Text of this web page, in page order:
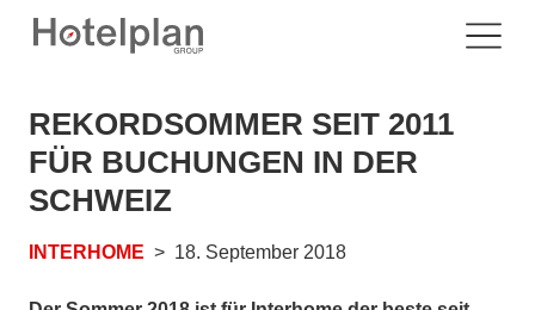
REKORDSOMMER SEIT 2011
FÜR BUCHUNGEN IN DER
SCHWEIZ
INTERHOME 18. September 2018